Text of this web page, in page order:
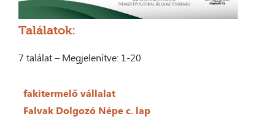
Találatok:
7 találat – Megjelenítve: 1-20
fakitermelő vállalat
Falvak Dolgozó Népe c. lap